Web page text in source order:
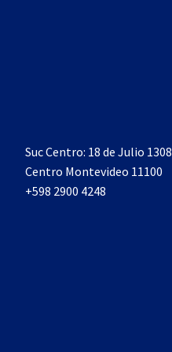
Suc Centro: 18 de Julio 1308
Centro Montevideo 11100
+598 2900 4248